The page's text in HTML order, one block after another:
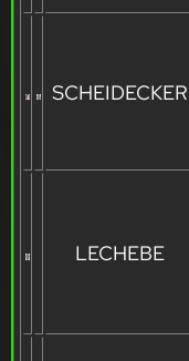
SCHEIDECKER
LECHEBE